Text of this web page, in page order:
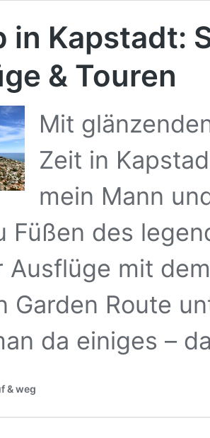
in Kapstadt:
& Touren
Mit
Zeit in
mein Mann
Füßen des
Ausflüge mit
Garden Route
da einiges –
& weg